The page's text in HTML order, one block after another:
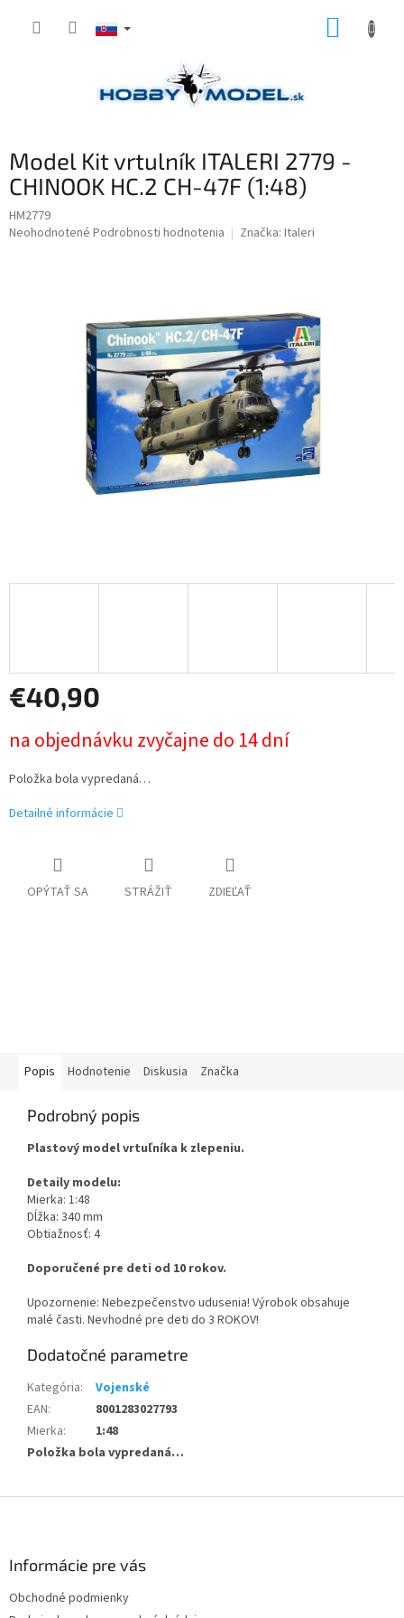
Model Kit vrtulník ITALERI 2779 -
CHINOOK HC.2 CH-47F (1:48)
HM2779
Priemerné
Neohodnotené Podrobnosti hodnotenia Značka: Italeri
€40,90
cena:
na objednávku zvyčajne do 14 dní
Položka bola vypredaná…
Detailné informácie
OPÝTAŤ SA STRÁŽIŤ ZDIEĽAŤ
Popis Hodnotenie Diskusia Značka
Podrobný popis
Plastový model vrtuľníka k zlepeniu.
Detaily modelu:
Mierka: 1:48
Dĺžka: 340 mm
Obtiažnosť: 4
Doporučené pre deti od 10 rokov.
Upozornenie: Nebezpečenstvo udusenia! Výrobok obsahuje
malé časti. Nevhodné pre deti do 3 ROKOV!
Dodatočné parametre
Kategória:
Vojenské
EAN:
8001283027793
Mierka:
1:48
Položka bola vypredaná…
Informácie pre vás
Obchodné podmienky